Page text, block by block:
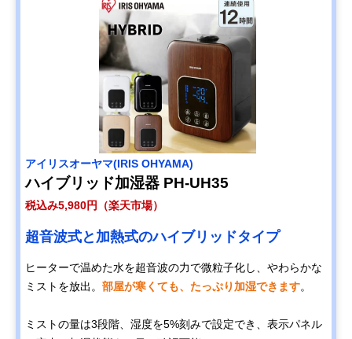
アイリスオーヤマ(IRIS OHYAMA)
ハイブリッド加湿器 PH-UH35
税込み5,980円（楽天市場）
超音波式と加熱式のハイブリッドタイプ
ヒーターで温めた水を超音波の力で微粒子化し、やわらかな
ミストを放出。 部屋が寒くても、たっぷり加湿できます。
ミストの量は3段階、湿度を5%刻みで設定でき、表示パネル